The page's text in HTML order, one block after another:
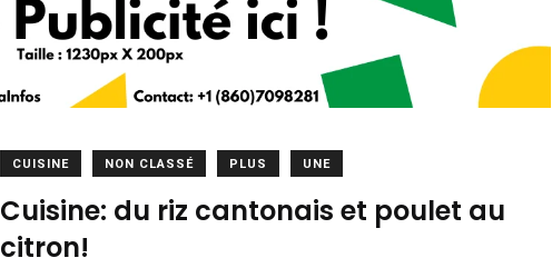
CUISINE NON CLASSÉ PLUS UNE
Cuisine: du riz cantonais et poulet au
citron!